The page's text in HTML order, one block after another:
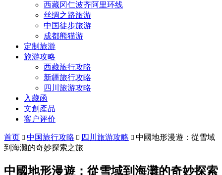
西藏冈仁波齐阿里环线
丝绸之路旅游
中国徒步旅游
成都熊猫游
定制旅游
旅游攻略
西藏旅行攻略
新疆旅行攻略
四川旅游攻略
入藏函
文創產品
客户评价
首页  中国旅行攻略  四川旅游攻略  中國地形漫遊：從雪域
到海灘的奇妙探索之旅
中國地形漫遊：從雪域到海灘的奇妙探索